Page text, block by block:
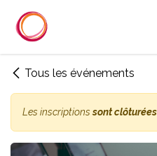
Tous les événements
Les inscriptionssont clôturées